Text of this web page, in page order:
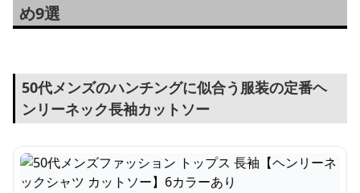
め9選
50代メンズのハンチングに似合う服装の定番ヘ
ンリーネック長袖カットソー